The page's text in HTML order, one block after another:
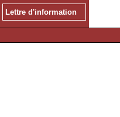
Lettre d'information